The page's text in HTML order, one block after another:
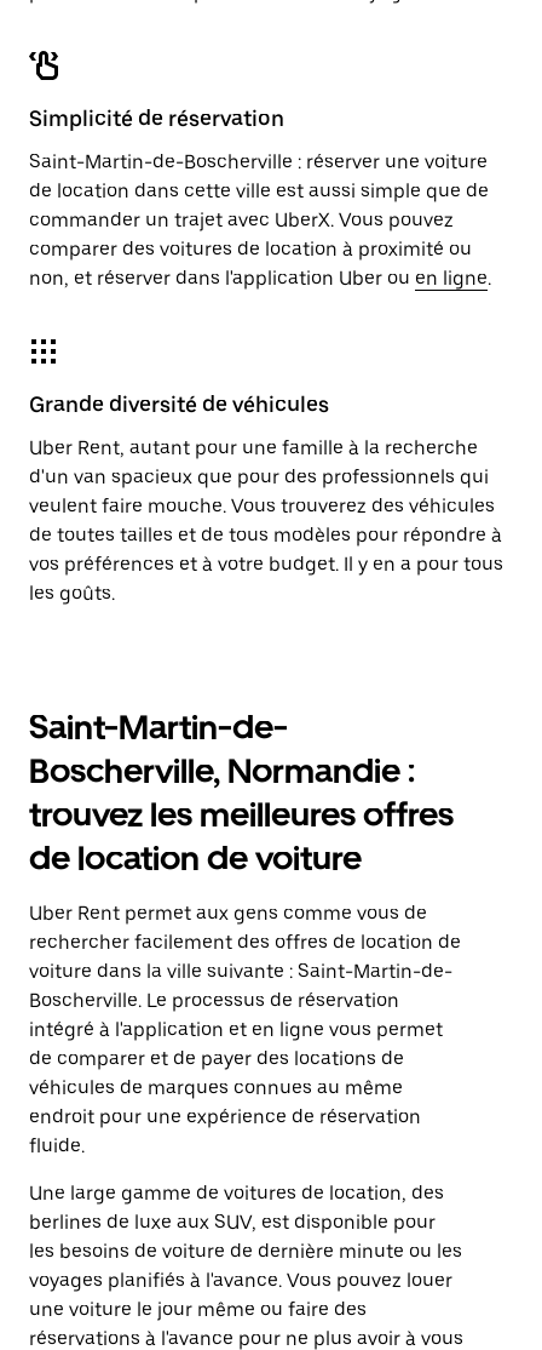
Simplicité de réservation
Saint-Martin-de-Boscherville : réserver une voiture
de location dans cette ville est aussi simple que de
commander un trajet avec UberX. Vous pouvez
comparer des voitures de location à proximité ou
non, et réserver dans l'application Uber ou en ligne.
Grande diversité de véhicules
Uber Rent, autant pour une famille à la recherche
d'un van spacieux que pour des professionnels qui
veulent faire mouche. Vous trouverez des véhicules
de toutes tailles et de tous modèles pour répondre à
vos préférences et à votre budget. Il y en a pour tous
les goûts.
Saint-Martin-de-
Boscherville, Normandie :
trouvez les meilleures offres
de location de voiture
Uber Rent permet aux gens comme vous de
rechercher facilement des offres de location de
voiture dans la ville suivante : Saint-Martin-de-
Boscherville. Le processus de réservation
intégré à l'application et en ligne vous permet
de comparer et de payer des locations de
véhicules de marques connues au même
endroit pour une expérience de réservation
fluide.
Une large gamme de voitures de location, des
berlines de luxe aux SUV, est disponible pour
les besoins de voiture de dernière minute ou les
voyages planifiés à l'avance. Vous pouvez louer
une voiture le jour même ou faire des
réservations à l'avance pour ne plus avoir à vous